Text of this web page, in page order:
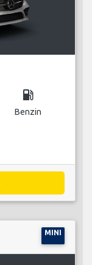
local_gas_station
Benzin
MINI